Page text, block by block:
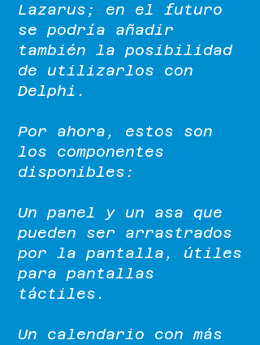
Lazarus; en el futuro
se podría añadir
también la posibilidad
de utilizarlos con
Delphi.
Por ahora, estos son
los componentes
disponibles:
Un panel y un asa que
pueden ser arrastrados
por la pantalla, útiles
para pantallas
táctiles.
Un calendario con más